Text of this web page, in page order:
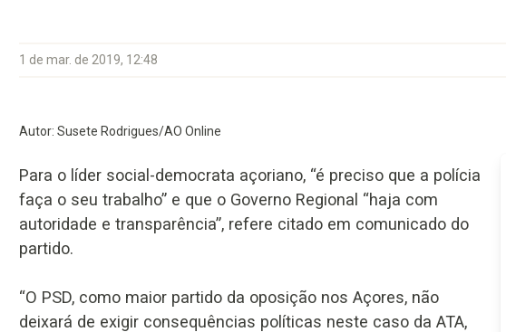
1 de mar. de 2019, 12:48
Autor: Susete Rodrigues/AO Online
Para o líder social-democrata açoriano, “é preciso que a polícia
faça o seu trabalho” e que o Governo Regional “haja com
autoridade e transparência”, refere citado em comunicado do
partido.
“O PSD, como maior partido da oposição nos Açores, não
deixará de exigir consequências políticas neste caso da ATA,